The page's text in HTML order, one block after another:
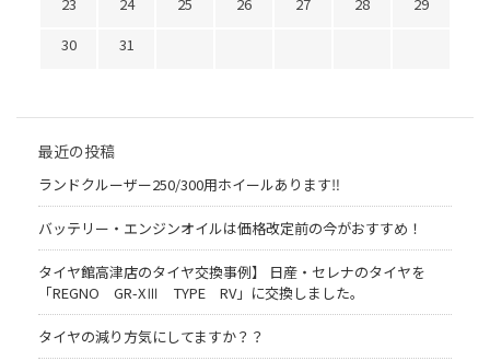
30
31
最近の投稿
ランドクルーザー250/300用ホイールあります‼
バッテリー・エンジンオイルは価格改定前の今がおすすめ！
タイヤ館高津店のタイヤ交換事例】 日産・セレナのタイヤを
「REGNO GR-XⅢ TYPE RV」に交換しました。
タイヤの減り方気にしてますか？？